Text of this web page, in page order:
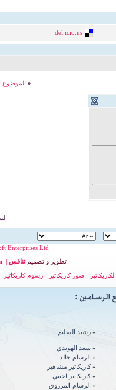
del.icio.us
« الموضوع
Enterprises Ltd.
| تطوير و تصميم تنافس
الكاريكاتير -صور كاريكاتير - رسوم كاريكاتير
» رشيد السليم
» سعد الهويدي
» الرسام خالد
» كاريكاتير مشاهير
» كاريكاتير اجنبي
» الرسام المرزوق